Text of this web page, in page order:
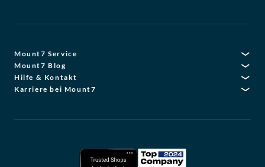
Mount7 Service
Mount7 Blog
Hilfe & Kontakt
Karriere bei Mount7